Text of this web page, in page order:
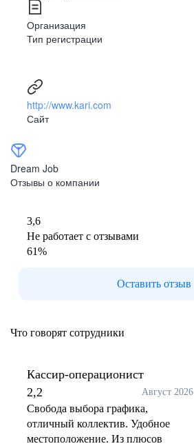
Организация
Тип регистрации
http://www.kari.com
Сайт
Dream Job
Отзывы о компании
3,6
Не работает с отзывами
61%
Оставить отзыв
Что говорят сотрудники
Кассир-операционист
2,2
Август 2026
Свобода выбора графика,
отличный коллектив. Удобное
местоположение. Из плюсов